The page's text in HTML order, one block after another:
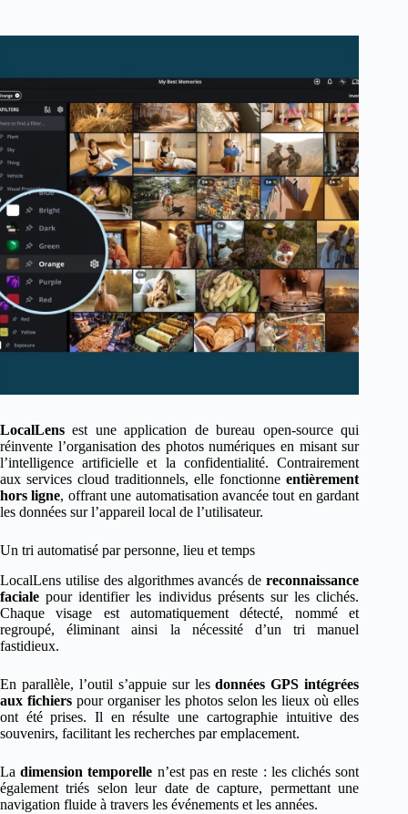
LocalLens est une application de bureau open-source qui
réinvente l’organisation des photos numériques en misant sur
l’intelligence artificielle et la confidentialité. Contrairement
aux services cloud traditionnels, elle fonctionneentièrement
hors ligne, offrant une automatisation avancée tout en gardant
les données sur l’appareil local de l’utilisateur.
Un tri automatisé par personne, lieu et temps
LocalLens utilise des algorithmes avancés dereconnaissance
faciale pour identifier les individus présents sur les clichés.
Chaque visage est automatiquement détecté, nommé et
regroupé, éliminant ainsi la nécessité d’un tri manuel
fastidieux.
En parallèle, l’outil s’appuie sur lesdonnées GPS intégrées
aux fichierspour organiser les photos selon les lieux où elles
ont été prises. Il en résulte une cartographie intuitive des
souvenirs, facilitant les recherches par emplacement.
Ladimension temporelle n’est pas en reste : les clichés sont
également triés selon leur date de capture, permettant une
navigation fluide à travers les événements et les années.